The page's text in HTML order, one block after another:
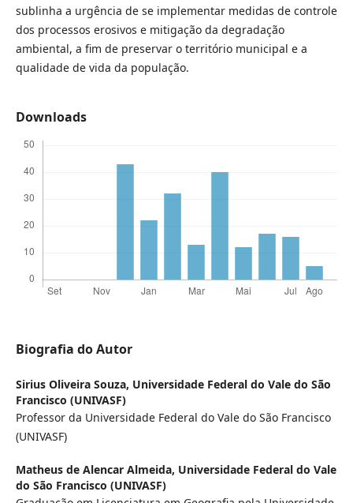
sublinha a urgência de se implementar medidas de controle
dos processos erosivos e mitigação da degradação
ambiental, a fim de preservar o território municipal e a
qualidade de vida da população.
Downloads
Biografia do Autor
Sirius Oliveira Souza, Universidade Federal do Vale do São
Francisco (UNIVASF)
Professor da Universidade Federal do Vale do São Francisco
(UNIVASF)
Matheus de Alencar Almeida, Universidade Federal do Vale
do São Francisco (UNIVASF)